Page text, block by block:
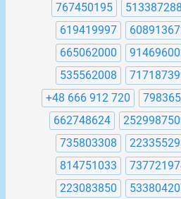
767450195
513387288
619419997
665062000
535562008
+48 666 912 720
662748624
735803308
814751033
223083850